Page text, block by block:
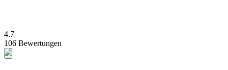
4.7
106 Bewertungen